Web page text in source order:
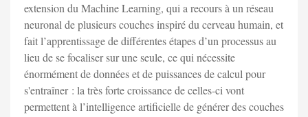
extension du Machine Learning, qui a recours à un réseau
neuronal de plusieurs couches inspiré du cerveau humain, et
fait l’apprentissage de différentes étapes d’un processus au
lieu de se focaliser sur une seule, ce qui nécessite
énormément de données et de puissances de calcul pour
s'entraîner : la très forte croissance de celles-ci vont
permettent à l’intelligence artificielle de générer des couches